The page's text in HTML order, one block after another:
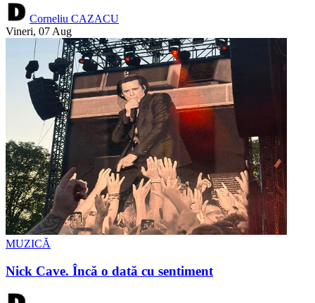
Corneliu CAZACU
Vineri, 07 Aug
MUZICĂ
Nick Cave. Încă o dată cu sentiment